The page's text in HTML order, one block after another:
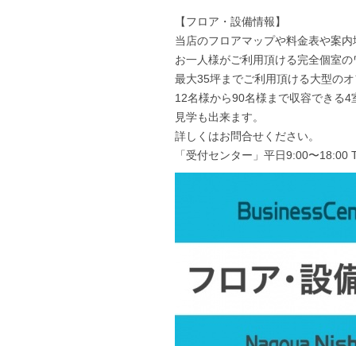
【フロア・設備情報】
当店のフロアマップや料金表や案
お一人様がご利用頂ける完全個室
最大35坪までご利用頂ける大型の
12名様から90名様まで収容できる
見学も出来ます。
詳しくはお問合せください。
「受付センター」平日9:00〜18:00